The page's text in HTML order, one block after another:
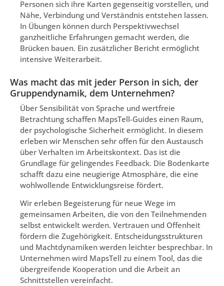
Personen sich ihre Karten gegenseitig vorstellen, und
Nähe, Verbindung und Verständnis entstehen lassen.
In Übungen können durch Perspektivwechsel
ganzheitliche Erfahrungen gemacht werden, die
Brücken bauen. Ein zusätzlicher Bericht ermöglicht
intensive Weiterarbeit.
Was macht das mit jeder Person in sich, der
Gruppendynamik, dem Unternehmen?
Über Sensibilität von Sprache und wertfreie
Betrachtung schaffen MapsTell-Guides einen Raum,
der psychologische Sicherheit ermöglicht. In diesem
erleben wir Menschen sehr offen für den Austausch
über Verhalten im Arbeitskontext. Das ist die
Grundlage für gelingendes Feedback. Die Bodenkarte
schafft dazu eine neugierige Atmosphäre, die eine
wohlwollende Entwicklungsreise fördert.
Wir erleben Begeisterung für neue Wege im
gemeinsamen Arbeiten, die von den Teilnehmenden
selbst entwickelt werden. Vertrauen und Offenheit
fördern die Zugehörigkeit. Entscheidungsstrukturen
und Machtdynamiken werden leichter besprechbar. In
Unternehmen wird MapsTell zu einem Tool, das die
übergreifende Kooperation und die Arbeit an
Schnittstellen vereinfacht.